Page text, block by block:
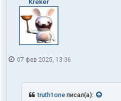
Kreker
07 фев 2025, 13:36
truth1one писал(а):